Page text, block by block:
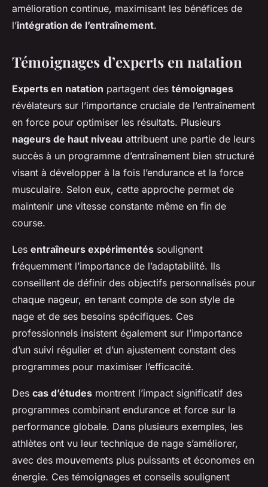
amélioration continue, maximisant les bénéfices de
l’intégration de l’entraînement.
Témoignages d’experts en natation
Experts en natation partagent des témoignages
révélateurs sur l’importance cruciale de l’entraînement
en force pour optimiser les résultats. Plusieurs
nageurs de haut niveau attribuent une partie de leurs
succès à un programme d’entraînement bien structuré
visant à développer à la fois l’endurance et la force
musculaire. Selon eux, cette approche permet de
maintenir une vitesse constante même en fin de
course.
Les entraîneurs expérimentés soulignent
fréquemment l’importance de l’adaptabilité. Ils
conseillent de définir des objectifs personnalisés pour
chaque nageur, en tenant compte de son style de
nage et de ses besoins spécifiques. Ces
professionnels insistent également sur l’importance
d’un suivi régulier et d’un ajustement constant des
programmes pour maximiser l’efficacité.
Des cas d’études montrent l’impact significatif des
programmes combinant endurance et force sur la
performance globale. Dans plusieurs exemples, les
athlètes ont vu leur technique de nage s’améliorer,
avec des mouvements plus puissants et économes en
énergie. Ces témoignages et conseils soulignent